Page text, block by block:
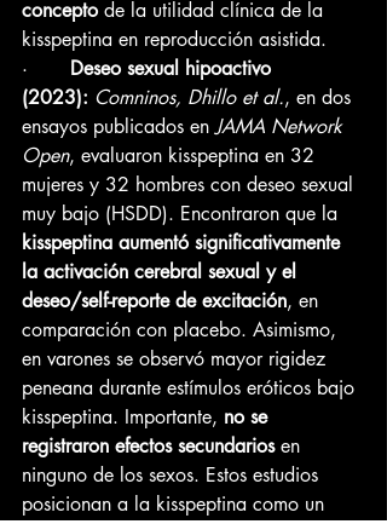
concepto de la utilidad clínica de la
kisspeptina en reproducción asistida.
· Deseo sexual hipoactivo
(2023): Comninos, Dhillo et al., en dos
ensayos publicados en JAMA Network
Open, evaluaron kisspeptina en 32
mujeres y 32 hombres con deseo sexual
muy bajo (HSDD). Encontraron que la
kisspeptina aumentó significativamente
la activación cerebral sexual y el
deseo/self-reporte de excitación, en
comparación con placebo. Asimismo,
en varones se observó mayor rigidez
peneana durante estímulos eróticos bajo
kisspeptina. Importante, no se
registraron efectos secundarios en
ninguno de los sexos. Estos estudios
posicionan a la kisspeptina como un